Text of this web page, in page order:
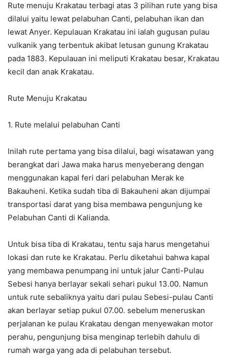
Rute menuju Krakatau terbagi atas 3 pilihan rute yang bisa
dilalui yaitu lewat pelabuhan Canti, pelabuhan ikan dan
lewat Anyer. Kepulauan Krakatau ini ialah gugusan pulau
vulkanik yang terbentuk akibat letusan gunung Krakatau
pada 1883. Kepulauan ini meliputi Krakatau besar, Krakatau
kecil dan anak Krakatau.
Rute Menuju Krakatau
1. Rute melalui pelabuhan Canti
Inilah rute pertama yang bisa dilalui, bagi wisatawan yang
berangkat dari Jawa maka harus menyeberang dengan
menggunakan kapal feri dari pelabuhan Merak ke
Bakauheni. Ketika sudah tiba di Bakauheni akan dijumpai
transportasi darat yang bisa membawa pengunjung ke
Pelabuhan Canti di Kalianda.
Untuk bisa tiba di Krakatau, tentu saja harus mengetahui
lokasi dan rute ke Krakatau. Perlu diketahui bahwa kapal
yang membawa penumpang ini untuk jalur Canti-Pulau
Sebesi hanya berlayar sekali sehari pukul 13.00. Namun
untuk rute sebaliknya yaitu dari pulau Sebesi-pulau Canti
akan berlayar setiap pukul 07.00. sebelum meneruskan
perjalanan ke pulau Krakatau dengan menyewakan motor
perahu, pengunjung bisa menginap terlebih dahulu di
rumah warga yang ada di pelabuhan tersebut.